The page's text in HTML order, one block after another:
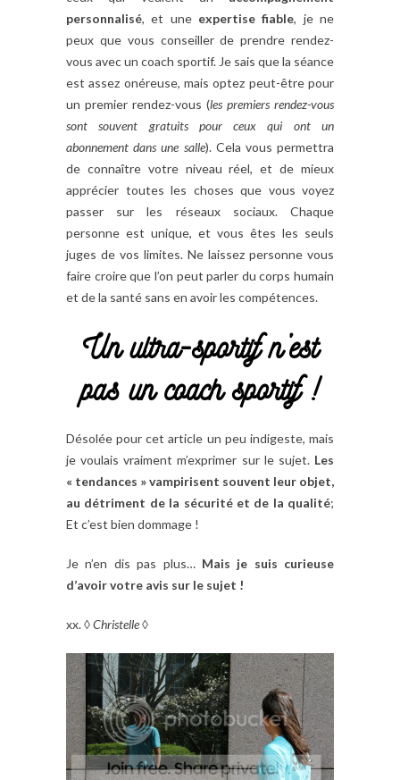
personnalisé, et une expertise fiable, je ne
peux que vous conseiller de prendre rendez-
vous avec un coach sportif. Je sais que la séance
est assez onéreuse, mais optez peut-être pour
un premier rendez-vous (les premiers rendez-vous
sont souvent gratuits pour ceux qui ont un
abonnement dans une salle). Cela vous permettra
de connaître votre niveau réel, et de mieux
apprécier toutes les choses que vous voyez
passer sur les réseaux sociaux. Chaque
personne est unique, et vous êtes les seuls
juges de vos limites. Ne laissez personne vous
faire croire que l’on peut parler du corps humain
et de la santé sans en avoir les compétences.
Un ultra-sportif n’est
pas un coach sportif !
Désolée pour cet article un peu indigeste, mais
je voulais vraiment m’exprimer sur le sujet. Les
« tendances » vampirisent souvent leur objet,
au détriment de la sécurité et de la qualité;
Et c’est bien dommage !
Je n’en dis pas plus… Mais je suis curieuse
d’avoir votre avis sur le sujet !
xx. ◊Christelle◊